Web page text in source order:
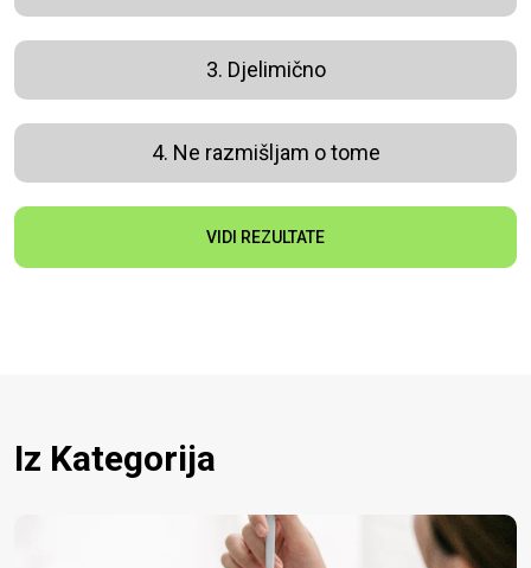
3. Djelimično
4. Ne razmišljam o tome
VIDI REZULTATE
Iz Kategorija